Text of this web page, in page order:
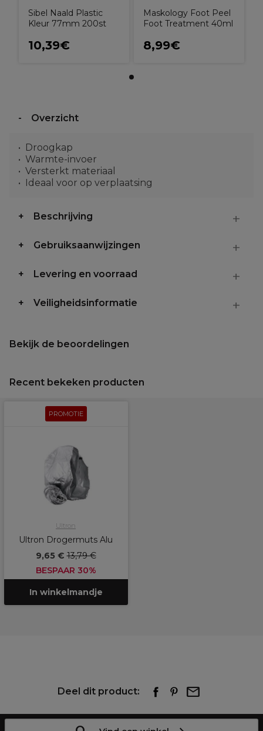
Sibel Naald Plastic
Kleur 77mm 200st
10,39€
Maskology Foot Peel
Foot Treatment 40ml
8,99€
Overzicht
Droogkap
Warmte-invoer
Versterkt materiaal
Ideaal voor op verplaatsing
Beschrijving
Gebruiksaanwijzingen
Levering en voorraad
Veiligheidsinformatie
Bekijk de beoordelingen
Recent bekeken producten
PROMOTIE
Ultron
Ultron Drogermuts Alu
9,65 €13,79 €
BESPAAR 30%
In winkelmandje
Deel dit product: